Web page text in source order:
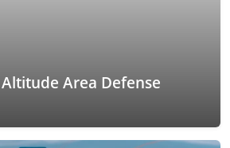
Area Defense